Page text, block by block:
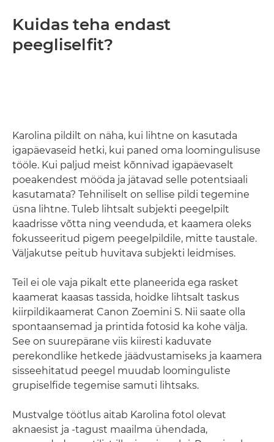
Kuidas teha endast
peegliselfit?
Karolina pildilt on näha, kui lihtne on kasutada
igapäevaseid hetki, kui paned oma loomingulisuse
tööle. Kui paljud meist kõnnivad igapäevaselt
poeakendest mööda ja jätavad selle potentsiaali
kasutamata? Tehniliselt on sellise pildi tegemine
üsna lihtne. Tuleb lihtsalt subjekti peegelpilt
kaadrisse võtta ning veenduda, et kaamera oleks
fokusseeritud pigem peegelpildile, mitte taustale.
Väljakutse peitub huvitava subjekti leidmises.
Teil ei ole vaja pikalt ette planeerida ega rasket
kaamerat kaasas tassida, hoidke lihtsalt taskus
kiirpildikaamerat Canon Zoemini S. Nii saate olla
spontaansemad ja printida fotosid ka kohe välja.
See on suurepärane viis kiiresti kaduvate
perekondlike hetkede jäädvustamiseks ja kaamera
sisseehitatud peegel muudab loominguliste
grupiselfide tegemise samuti lihtsaks.
Mustvalge töötlus aitab Karolina fotol olevat
aknaesist ja -tagust maailma ühendada,